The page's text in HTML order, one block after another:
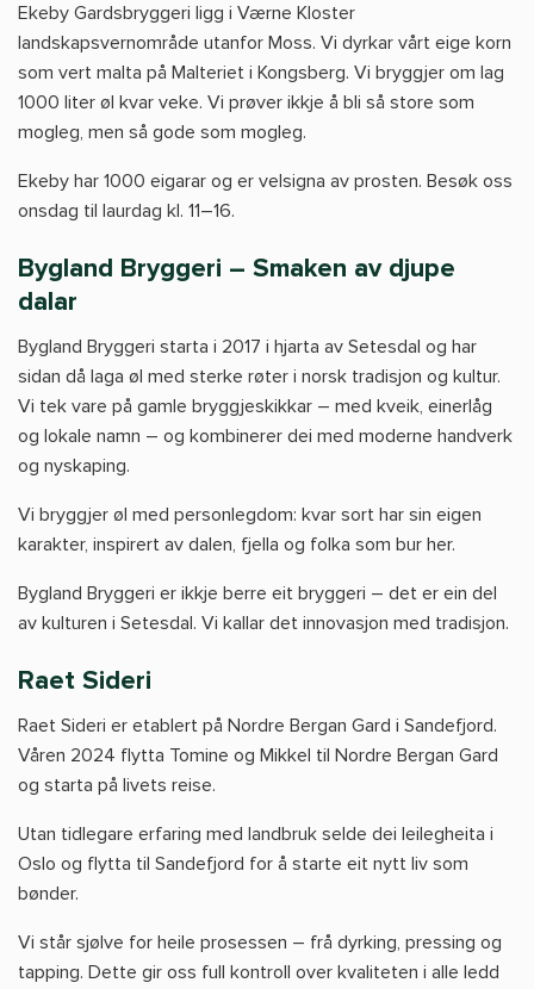
Ekeby Gardsbryggeri ligg i Værne Kloster
landskapsvernområde utanfor Moss. Vi dyrkar vårt eige korn
som vert malta på Malteriet i Kongsberg. Vi bryggjer om lag
1000 liter øl kvar veke. Vi prøver ikkje å bli så store som
mogleg, men så gode som mogleg.
Ekeby har 1000 eigarar og er velsigna av prosten. Besøk oss
onsdag til laurdag kl. 11–16.
Bygland Bryggeri – Smaken av djupe
dalar
Bygland Bryggeri starta i 2017 i hjarta av Setesdal og har
sidan då laga øl med sterke røter i norsk tradisjon og kultur.
Vi tek vare på gamle bryggjeskikkar – med kveik, einerlåg
og lokale namn – og kombinerer dei med moderne handverk
og nyskaping.
Vi bryggjer øl med personlegdom: kvar sort har sin eigen
karakter, inspirert av dalen, fjella og folka som bur her.
Bygland Bryggeri er ikkje berre eit bryggeri – det er ein del
av kulturen i Setesdal. Vi kallar det innovasjon med tradisjon.
Raet Sideri
Raet Sideri er etablert på Nordre Bergan Gard i Sandefjord.
Våren 2024 flytta Tomine og Mikkel til Nordre Bergan Gard
og starta på livets reise.
Utan tidlegare erfaring med landbruk selde dei leilegheita i
Oslo og flytta til Sandefjord for å starte eit nytt liv som
bønder.
Vi står sjølve for heile prosessen – frå dyrking, pressing og
tapping. Dette gir oss full kontroll over kvaliteten i alle ledd